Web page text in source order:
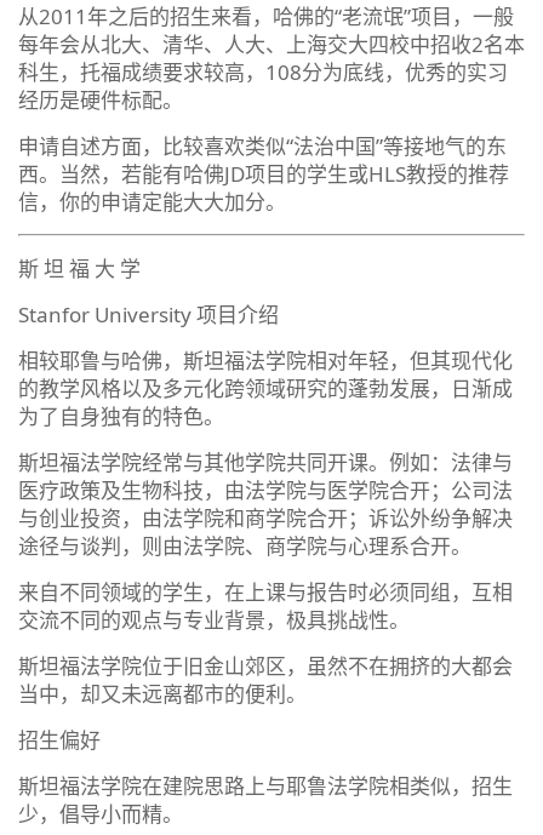
从2011年之后的招生来看，哈佛的“老流氓”项目，一般
每年会从北大、清华、人大、上海交大四校中招收2名本
科生，托福成绩要求较高，108分为底线，优秀的实习
经历是硬件标配。
申请自述方面，比较喜欢类似“法治中国”等接地气的东
西。当然，若能有哈佛JD项目的学生或HLS教授的推荐
信，你的申请定能大大加分。
斯 坦 福 大 学
Stanfor University 项目介绍
相较耶鲁与哈佛，斯坦福法学院相对年轻，但其现代化
的教学风格以及多元化跨领域研究的蓬勃发展，日渐成
为了自身独有的特色。
斯坦福法学院经常与其他学院共同开课。例如：法律与
医疗政策及生物科技，由法学院与医学院合开；公司法
与创业投资，由法学院和商学院合开；诉讼外纷争解决
途径与谈判，则由法学院、商学院与心理系合开。
来自不同领域的学生，在上课与报告时必须同组，互相
交流不同的观点与专业背景，极具挑战性。
斯坦福法学院位于旧金山郊区，虽然不在拥挤的大都会
当中，却又未远离都市的便利。
招生偏好
斯坦福法学院在建院思路上与耶鲁法学院相类似，招生
少，倡导小而精。